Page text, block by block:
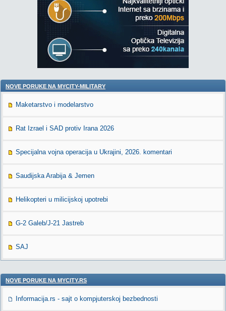
NOVE PORUKE NA MYCITY-MILITARY
Maketarstvo i modelarstvo
Rat Izrael i SAD protiv Irana 2026
Specijalna vojna operacija u Ukrajini, 2026. komentari
Saudijska Arabija & Jemen
Helikopteri u milicijskoj upotrebi
G-2 Galeb/J-21 Jastreb
SAJ
NOVE PORUKE NA MYCITY.RS
Informacija.rs - sajt o kompjuterskoj bezbednosti